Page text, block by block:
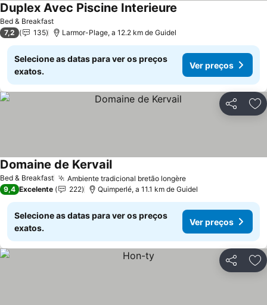
Bed & Breakfast
Duplex Avec Piscine Interieure
7,2 135 Larmor-Plage, a 12.2 km de Guidel
Selecione as datas para ver os preços
exatos.
Ver preços
Partilhar
Bed & Breakfast Ambiente tradicional bretão longère
Domaine de Kervail
9,4 Excelente 222 Quimperlé, a 11.1 km de Guidel
Selecione as datas para ver os preços
exatos.
Ver preços
Partilhar